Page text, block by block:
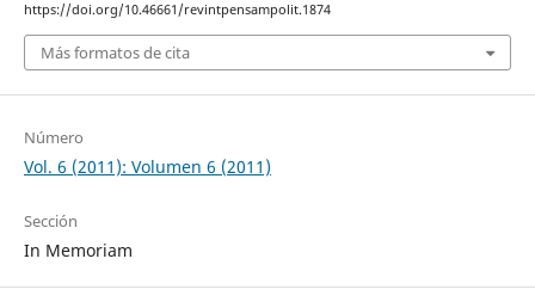
https://doi.org/10.46661/revintpensampolit.1874
Más formatos de cita
Número
Vol. 6 (2011): Volumen 6 (2011)
Sección
In Memoriam